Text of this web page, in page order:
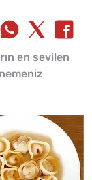
en sevilen